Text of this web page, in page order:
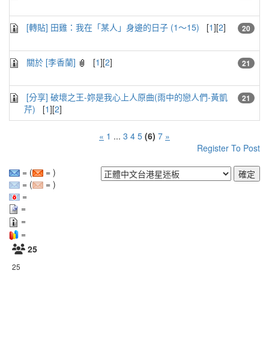
[轉貼] 田雞：我在「某人」身邊的日子 (1～15) [1][2] 20
關於 [李香蘭] [1][2] 21
[分享] 破壞之王-妳是我心上人原曲(雨中的戀人們-黃凱
芹) [1][2]
21
« 1 ... 3 4 5 (6) 7 »
Register To Post
= (
= )
= (
= )
=
=
=
=
25
25